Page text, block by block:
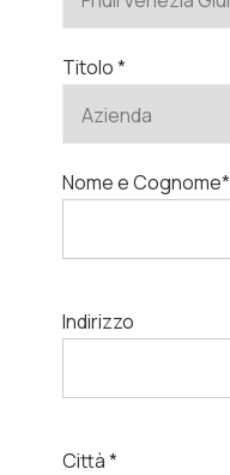
Titolo *
Nome e Cognome*
Indirizzo
Città *